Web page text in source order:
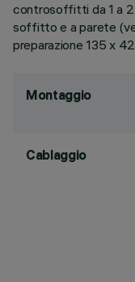
controsoffitti da 1 a
soffitto e a parete
preparazione 135 x
Montaggio
Cablaggio